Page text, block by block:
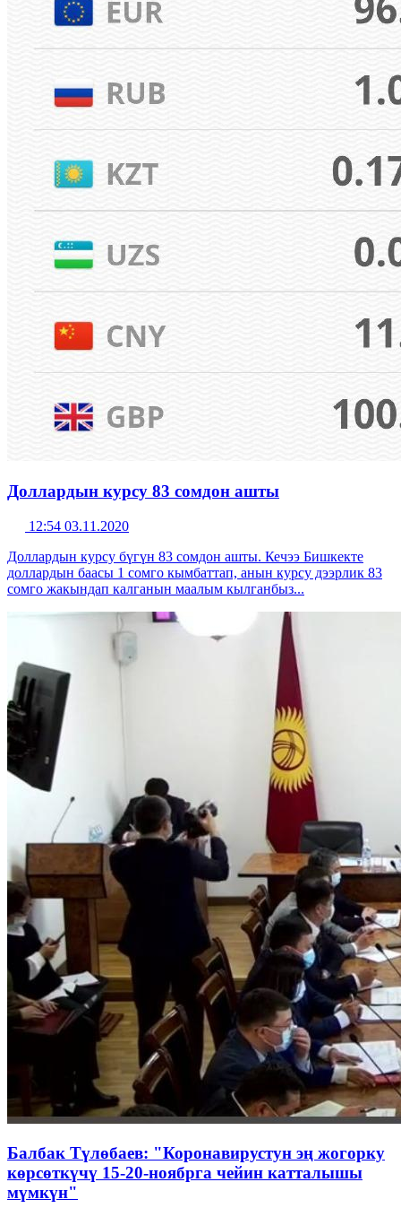
Доллардын курсу 83 сомдон ашты
12:54 03.11.2020
Доллардын курсу бүгүн 83 сомдон ашты. Кечээ Бишкекте
доллардын баасы 1 сомго кымбаттап, анын курсу дээрлик 83
сомго жакындап калганын маалым кылганбыз...
Балбак Түлөбаев: "Коронавирустун эң жогорку
көрсөткүчү 15-20-ноябрга чейин катталышы
мүмкүн"